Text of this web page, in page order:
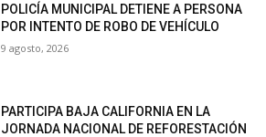
POLICÍA MUNICIPAL DETIENE A PERSONA
POR INTENTO DE ROBO DE VEHÍCULO
9 agosto, 2026
PARTICIPA BAJA CALIFORNIA EN LA
JORNADA NACIONAL DE REFORESTACIÓN